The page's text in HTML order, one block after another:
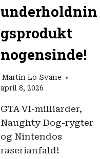
underholdnin
gsprodukt
nogensinde!
Martin Lo Svane
april 8, 2026
GTA VI-milliarder,
Naughty Dog-rygter
og Nintendos
raserianfald!